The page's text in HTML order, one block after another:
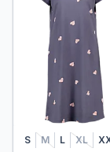
S M L XL